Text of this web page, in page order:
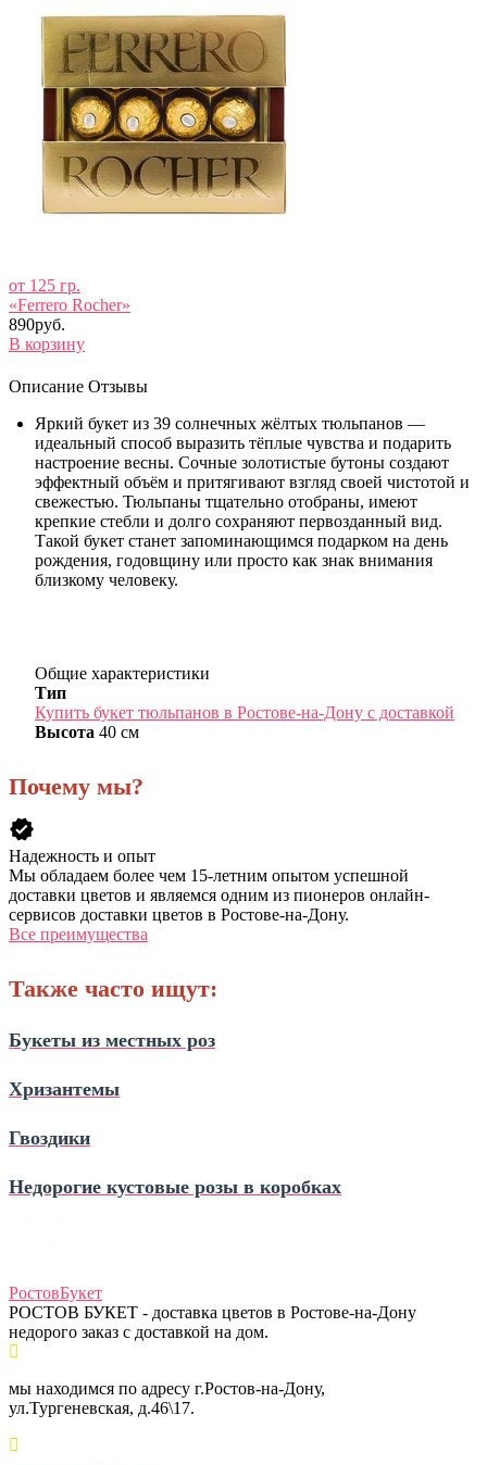
от 125 гр.
«Ferrero Rocher»
890руб.
В корзину
Описание Отзывы
Яркий букет из 39 солнечных жёлтых тюльпанов —
идеальный способ выразить тёплые чувства и подарить
настроение весны. Сочные золотистые бутоны создают
эффектный объём и притягивают взгляд своей чистотой и
свежестью. Тюльпаны тщательно отобраны, имеют
крепкие стебли и долго сохраняют первозданный вид.
Такой букет станет запоминающимся подарком на день
рождения, годовщину или просто как знак внимания
близкому человеку.
Общие характеристики
Тип
Купить букет тюльпанов в Ростове-на-Дону с доставкой
Высота 40 см
Почему мы?
verified
Надежность и опыт
Мы обладаем более чем 15-летним опытом успешной
доставки цветов и являемся одним из пионеров онлайн-
сервисов доставки цветов в Ростове-на-Дону.
Все преимущества
Также часто ищут:
Букеты из местных роз
Хризантемы
Гвоздики
Недорогие кустовые розы в коробках
РостовБукет
РОСТОВ БУКЕТ - доставка цветов в Ростове-на-Дону
недорого заказ с доставкой на дом.
мы находимся по адресу г.Ростов-на-Дону,
ул.Тургеневская, д.46\17.